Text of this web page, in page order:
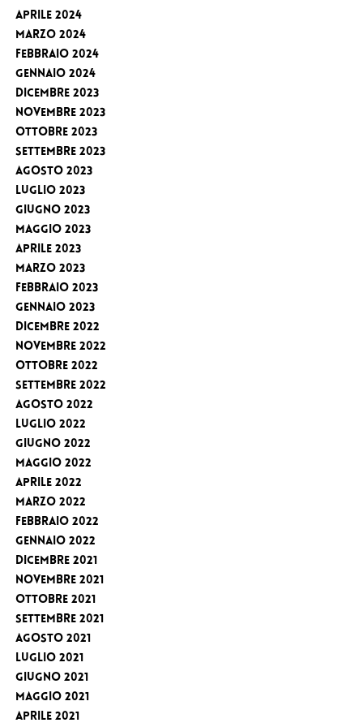
Aprile 2024
Marzo 2024
Febbraio 2024
Gennaio 2024
Dicembre 2023
Novembre 2023
Ottobre 2023
Settembre 2023
Agosto 2023
Luglio 2023
Giugno 2023
Maggio 2023
Aprile 2023
Marzo 2023
Febbraio 2023
Gennaio 2023
Dicembre 2022
Novembre 2022
Ottobre 2022
Settembre 2022
Agosto 2022
Luglio 2022
Giugno 2022
Maggio 2022
Aprile 2022
Marzo 2022
Febbraio 2022
Gennaio 2022
Dicembre 2021
Novembre 2021
Ottobre 2021
Settembre 2021
Agosto 2021
Luglio 2021
Giugno 2021
Maggio 2021
Aprile 2021